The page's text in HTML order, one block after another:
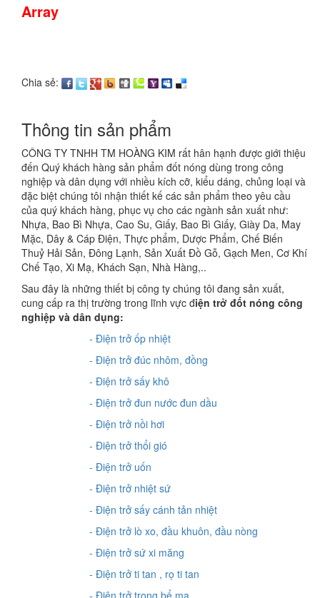
Array
Chia sẻ:
Thông tin sản phẩm
CÔNG TY TNHH TM HOÀNG KIM rất hân hạnh được giới thiệu
đến Quý khách hàng sản phẩm đốt nóng dùng trong công
nghiệp và dân dụng với nhiều kích cỡ, kiểu dáng, chủng loại và
đặc biệt chúng tôi nhận thiết kế các sản phẩm theo yêu cầu
của quý khách hàng, phục vụ cho các ngành sản xuất như:
Nhựa, Bao Bì Nhựa, Cao Su, Giấy, Bao Bì Giấy, Giày Da, May
Mặc, Dây & Cáp Điện, Thực phẩm, Dược Phẩm, Chế Biến
Thuỷ Hải Sản, Đông Lạnh, Sản Xuất Đồ Gỗ, Gạch Men, Cơ Khí
Chế Tạo, Xi Mạ, Khách Sạn, Nhà Hàng,..
Sau đây là những thiết bị công ty chúng tôi đang sản xuất,
cung cấp ra thị trường trong lĩnh vực điện trở đốt nóng công
nghiệp và dân dụng:
- Điện trở ốp nhiệt
- Điện trở đúc nhôm, đồng
- Điện trở sấy khô
- Điện trở đun nước đun dầu
- Điện trở nồi hơi
- Điện trở thổi gió
- Điện trở uốn
- Điện trở nhiệt sứ
- Điện trở sấy cánh tản nhiệt
- Điện trở lò xo, đầu khuôn, đầu nòng
- Điện trở sứ xi măng
- Điện trở ti tan , rọ ti tan
- Điện trở trong bể mạ